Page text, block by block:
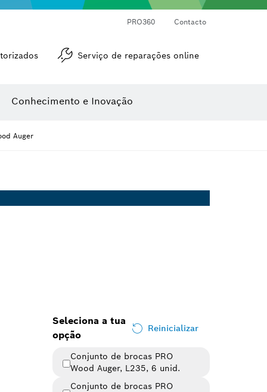
PRO360 Contacto
Serviço de reparações online
Conhecimento e Inovação
Auger
Seleciona a tua
opção
Reinicializar
Conjunto de brocas PRO
Wood Auger, L235, 6 unid.
Conjunto de brocas PRO